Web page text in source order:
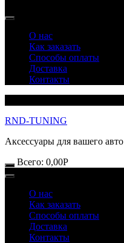
О нас
Как заказать
Способы оплаты
Доставка
Контакты
RND-TUNING
Аксессуары для вашего авто
Всего: 0,00Р
О нас
Как заказать
Способы оплаты
Доставка
Контакты